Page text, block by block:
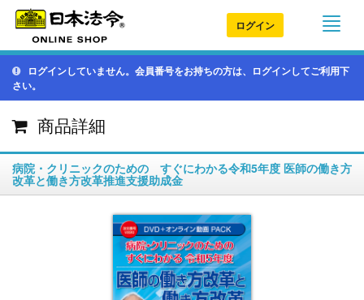
ログイン
ログインしていません。会員番号をお持ちの方は、ログインしてご利用下
さい。
商品詳細
病院・クリニックのための すぐにわかる令和5年度 医師の働き方
改革と働き方改革推進支援助成金